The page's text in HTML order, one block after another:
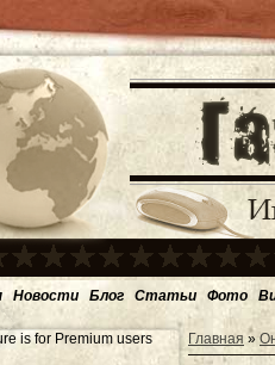
Новости Блог Статьи Фото
is for Premium users
Главная »